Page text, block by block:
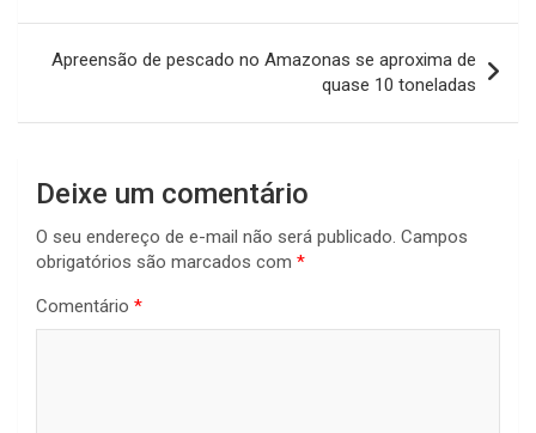
Post
Apreensão de pescado no Amazonas se aproxima de
quase 10 toneladas
Deixe um comentário
O seu endereço de e-mail não será publicado. Campos
obrigatórios são marcados com *
Comentário *